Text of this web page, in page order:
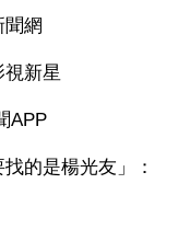
網
新星
APP
的是楊光友」：